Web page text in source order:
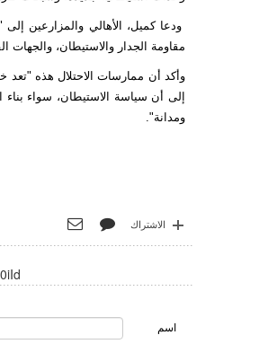
ودعا كميل، الأهالي والمزارعين إلى
مقاومة الجدار والاستيطان، والجهات
إلى أن سياسة الاستيطان، سواء بناء
ومدانة".
الاشتراك
اسم